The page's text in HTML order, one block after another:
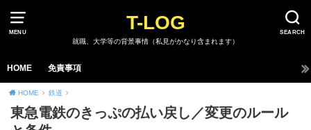
MENU SEARCH
T-LOG
就職、大学等の背景事情（私見がかなり含まれます）
HOME 免責事項
HOME 鉄道
東急電鉄のきっぷの払い戻し／変更のルール